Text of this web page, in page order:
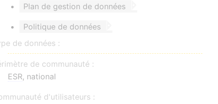
Plan de gestion de données
Politique de données
de données :
de communauté :
ESR, national
d'utilisateurs :